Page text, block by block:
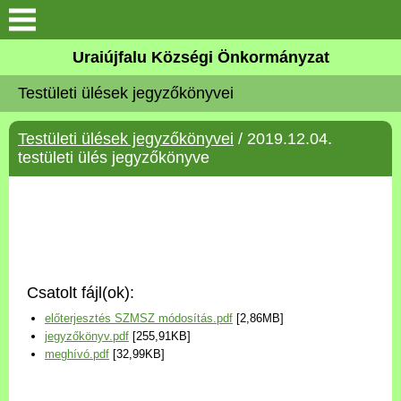
Köszöntő
Elérhetőségek
Uraiújfalu
Választási információk
Versenyképes Járások
Uraiújfalu Községi Önkormányzat
Testületi ülések jegyzőkönyvei
Testületi ülések jegyzőkönyvei / 2019.12.04.
testületi ülés jegyzőkönyve
Csatolt fájl(ok):
előterjesztés SZMSZ módosítás.pdf [2,86MB]
jegyzőkönyv.pdf [255,91KB]
meghívó.pdf [32,99KB]